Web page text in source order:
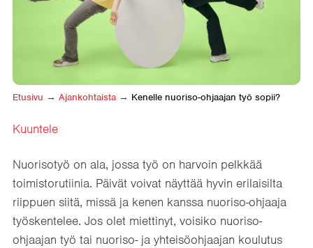
Etusivu → Ajankohtaista → Kenelle nuoriso-ohjaajan työ sopii?
Kuuntele
Nuorisotyö on ala, jossa työ on harvoin pelkkää
toimistorutiinia. Päivät voivat näyttää hyvin erilaisilta
riippuen siitä, missä ja kenen kanssa nuoriso-ohjaaja
työskentelee. Jos olet miettinyt, voisiko nuoriso-
ohjaajan työ tai nuoriso- ja yhteisöohjaajan koulutus